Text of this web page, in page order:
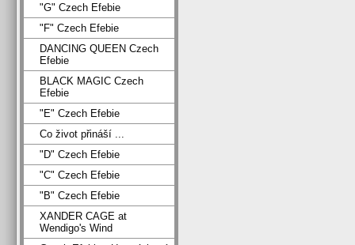
"G" Czech Efebie
"F" Czech Efebie
DANCING QUEEN Czech
Efebie
BLACK MAGIC Czech
Efebie
"E" Czech Efebie
Co život přináší ...
"D" Czech Efebie
"C" Czech Efebie
"B" Czech Efebie
XANDER CAGE at
Wendigo's Wind